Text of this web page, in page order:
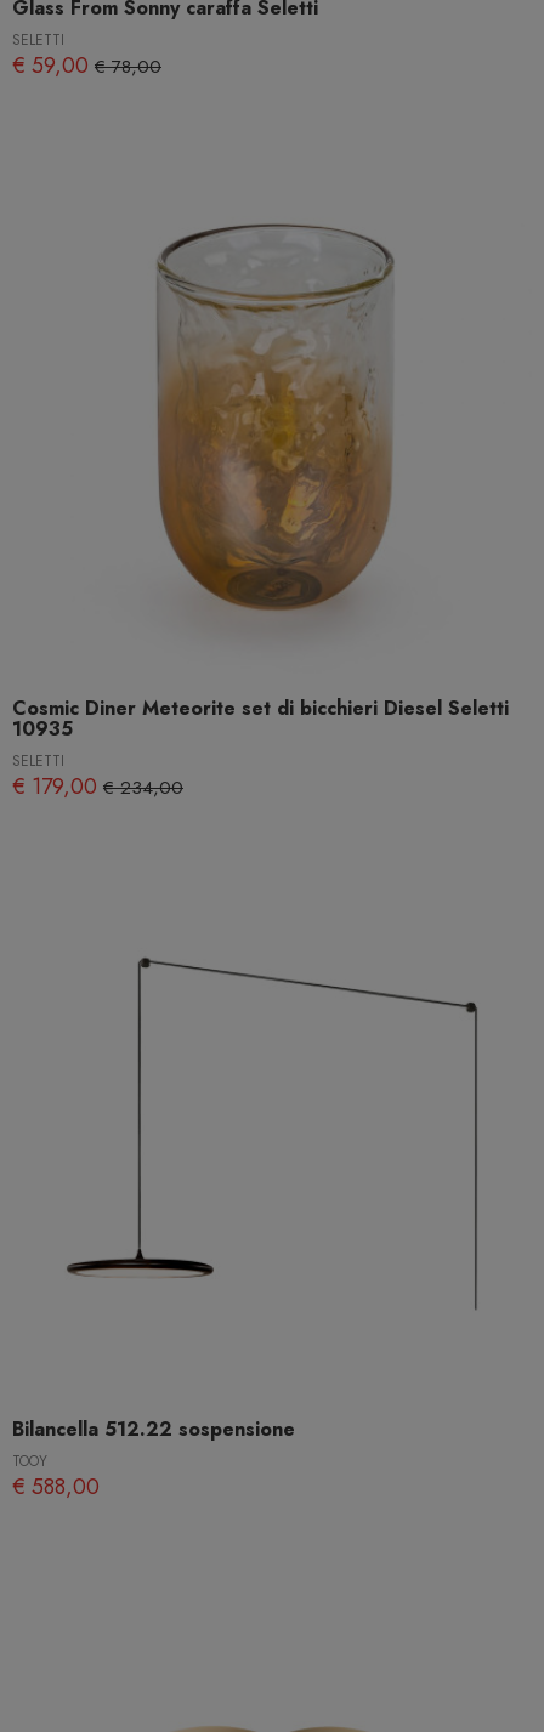
Glass From Sonny caraffa Seletti
SELETTI
€ 59,00 € 78,00
Cosmic Diner Meteorite set di bicchieri Diesel Seletti
10935
SELETTI
€ 179,00 € 234,00
Bilancella 512.22 sospensione
TOOY
€ 588,00